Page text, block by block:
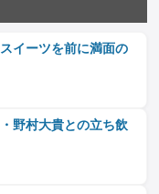
イーツを前に満面の
野村大貴との立ち飲